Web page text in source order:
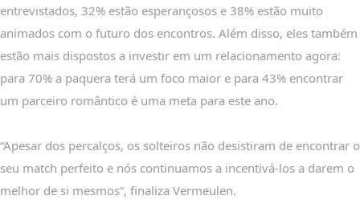
entrevistados, 32% estão esperançosos e 38% estão muito
animados com o futuro dos encontros. Além disso, eles também
estão mais dispostos a investir em um relacionamento agora:
para 70% a paquera terá um foco maior e para 43% encontrar
um parceiro romântico é uma meta para este ano.
“Apesar dos percalços, os solteiros não desistiram de encontrar o
seu match perfeito e nós continuamos a incentivá-los a darem o
melhor de si mesmos”, finaliza Vermeulen.